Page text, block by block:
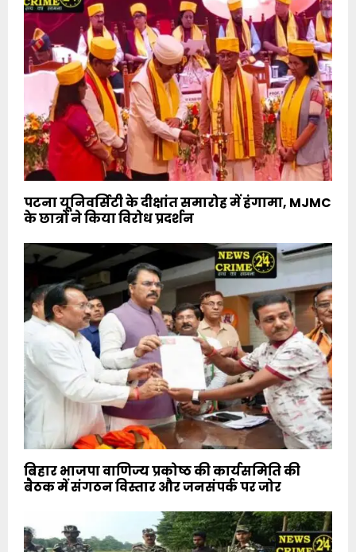
पटना यूनिवर्सिटी के दीक्षांत समारोह में हंगामा, MJMC
के छात्रों ने किया विरोध प्रदर्शन
बिहार भाजपा वाणिज्य प्रकोष्ठ की कार्यसमिति की
बैठक में संगठन विस्तार और जनसंपर्क पर जोर